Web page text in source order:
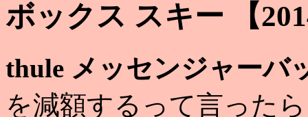
ボックス スキー 【
thule メッセンジャーバ
を減額するって言った